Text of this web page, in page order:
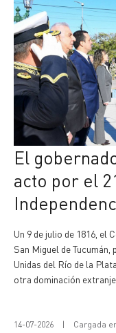
El gobernador Insfrán encabezó el
acto por el
Un 9 de julio de 1816, el
San Miguel de
Unidas del Río de la
otra dominación
14-07-2026 | Cargada